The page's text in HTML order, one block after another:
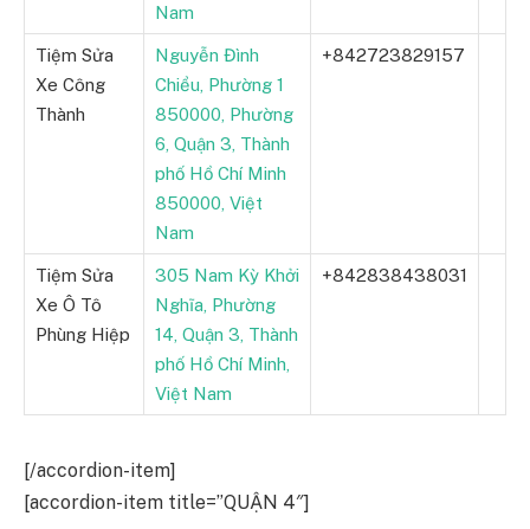
Nam
Tiệm Sửa
Xe Công
Thành
Nguyễn Đình
Chiểu, Phường 1
850000, Phường
6, Quận 3, Thành
phố Hồ Chí Minh
850000, Việt
Nam
+842723829157
Tiệm Sửa
Xe Ô Tô
Phùng Hiệp
305 Nam Kỳ Khởi
Nghĩa, Phường
14, Quận 3, Thành
phố Hồ Chí Minh,
Việt Nam
+842838438031
[/accordion-item]
[accordion-item title=”QUẬN 4″]